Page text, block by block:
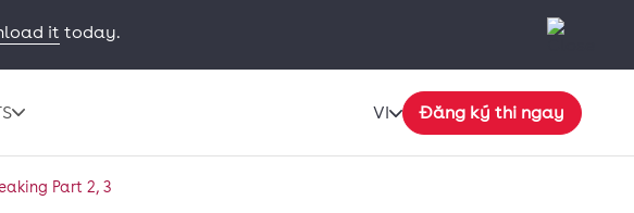
it today.
VI Đăng ký thi ngay
Part 2, 3